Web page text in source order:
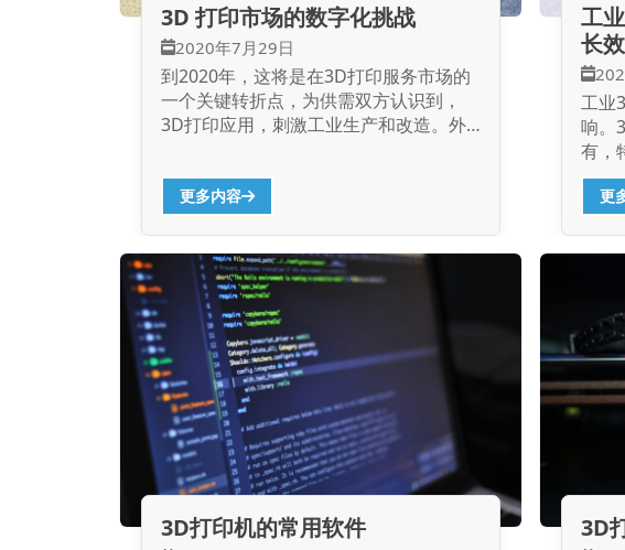
3D 打印市场的数字化挑战
2020年7月29日
到2020年，这将是在3D打印服务市场的
一个关键转折点，为供需双方认识到，
3D打印应用，刺激工业生产和改造。外
用，但随着数字基础设施的快速发展，我
们也鼓励人们主动或被动地想着向数字化
过渡，什么都面临三挑战立体印刷市场?
服务市场的数字化转型带来的，那么未来
将是一片光明。 从业工作人员在互联网
上企业没有一个数字经济思维，这主要内
容涉及供求关系人。这是数字化3D打印
技术服务行业市场的非常大障碍，而数字
人才是利润的关键影响因素，一些管理公
司发展需要我们花费大量时间或费用来扭
转这种局面。早期承认、早期反应、早期
转变。 数字需要长期的承诺和方法，而
不是一个直接结果。从印刷工艺设备配置
的操作的开始，所有的东西都需要改变，
以一致与数字转换器。但是，看不到在短
更多内容
工
长
工业
响。
有，
既可
合
量生
发
及
大
率的
不上
价
须
不
付之
具，
力资
更
3D打印机的常用软件 3D